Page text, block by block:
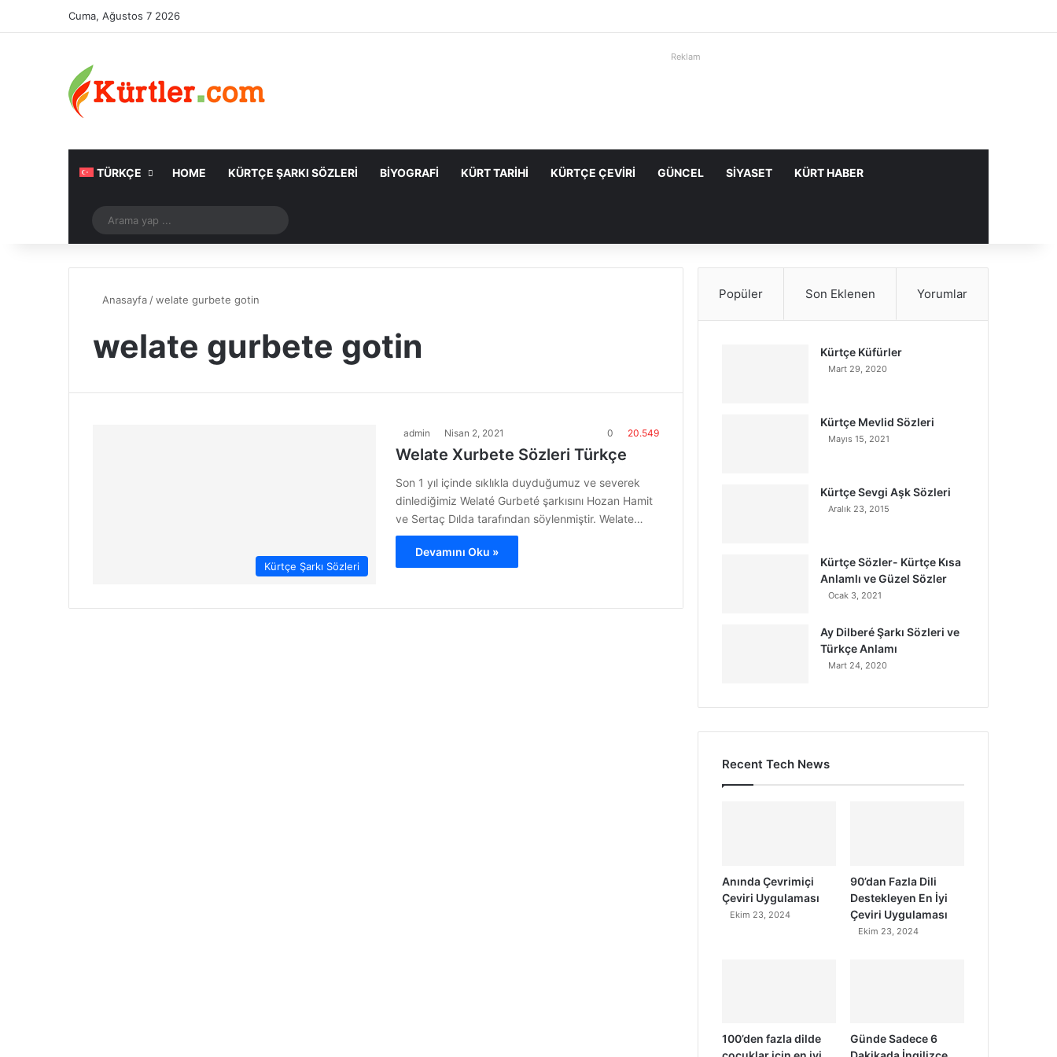
Cuma, Ağustos 7 2026
Reklam
TÜRKÇE HOME KÜRTÇE ŞARKI SÖZLERI BIYOGRAFI KÜRT TARIHI KÜRTÇE ÇEVIRI GÜNCEL SIYASET KÜRT HABER
Rastgele Makale
yap
Anasayfa /welate gurbete gotin
welate gurbete gotin
Kürtçe Şarkı Sözleri
admin Nisan 2, 2021 0 20.549
Welate Xurbete Sözleri Türkçe
Son 1 yıl içinde sıklıkla duyduğumuz ve severek
dinlediğimiz Welaté Gurbeté şarkısını Hozan Hamit
ve Sertaç Dılda tarafından söylenmiştir. Welаte…
Devamını Oku »
Popüler Son Eklenen Yorumlar
Kürtçe Küfürler
Mart 29, 2020
Kürtçe Mevlid Sözleri
Mayıs 15, 2021
Kürtçe Sevgi Aşk Sözleri
Aralık 23, 2015
Kürtçe Sözler- Kürtçe Kısa
Anlamlı ve Güzel Sözler
Ocak 3, 2021
Ay Dilberé Şarkı Sözleri ve
Türkçe Anlamı
Mart 24, 2020
Recent Tech News
Anında Çevrimiçi
Çeviri Uygulaması
Ekim 23, 2024
90’dan Fazla Dili
Destekleyen En İyi
Çeviri Uygulaması
Ekim 23, 2024
100’den fazla dilde
Günde Sadece 6